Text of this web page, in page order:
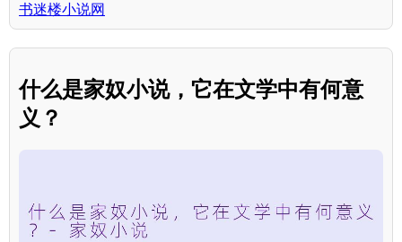
书迷楼小说网
什么是家奴小说，它在文学中有何意
义？